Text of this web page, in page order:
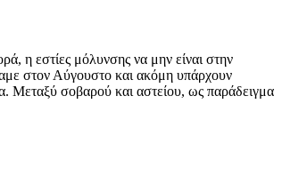
η εστίες μόλυνσης να μην είναι στην
στον Αύγουστο και ακόμη υπάρχουν
Μεταξύ σοβαρού και αστείου, ως παράδειγμα